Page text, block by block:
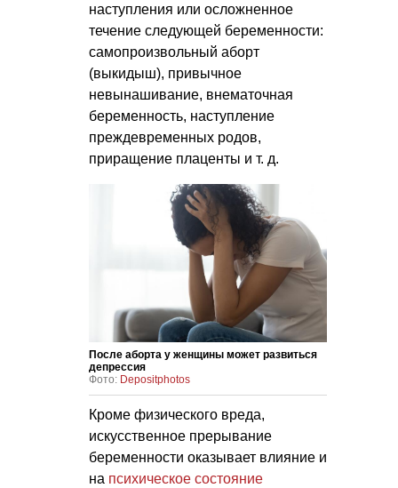
наступления или осложненное
течение следующей беременности:
самопроизвольный аборт
(выкидыш), привычное
невынашивание, внематочная
беременность, наступление
преждевременных родов,
приращение плаценты и т. д.
После аборта у женщины может развиться
депрессия
Фото: Depositphotos
Кроме физического вреда,
искусственное прерывание
беременности оказывает влияние и
на психическое состояние